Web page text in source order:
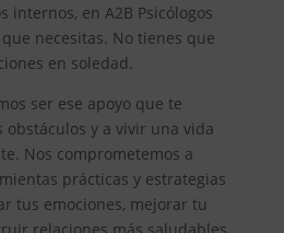
internos, en A2B Psicólogos
necesitas. No tienes que
en soledad.
ser ese apoyo que te
y a vivir una vida
Nos comprometemos a
prácticas y estrategias
tus emociones, mejorar tu